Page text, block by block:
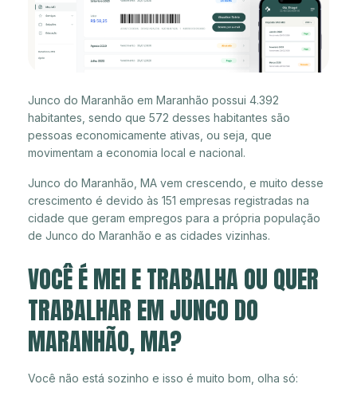
Junco do Maranhão em Maranhão possui 4.392
habitantes, sendo que 572 desses habitantes são
pessoas economicamente ativas, ou seja, que
movimentam a economia local e nacional.
Junco do Maranhão, MA vem crescendo, e muito desse
crescimento é devido às 151 empresas registradas na
cidade que geram empregos para a própria população
de Junco do Maranhão e as cidades vizinhas.
VOCÊ É MEI E TRABALHA OU QUER
TRABALHAR EM JUNCO DO
MARANHÃO, MA?
Você não está sozinho e isso é muito bom, olha só: